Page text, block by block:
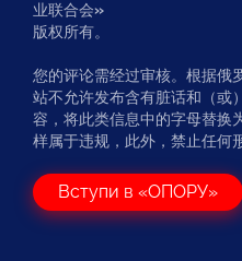
业联合会»
版权所有。
您的评论需经过审核。根据俄
站不允许发布含有脏话和（或
容，将此类信息中的字母替换
样属于违规，此外，禁止任何
Вступи в «ОПОРУ»